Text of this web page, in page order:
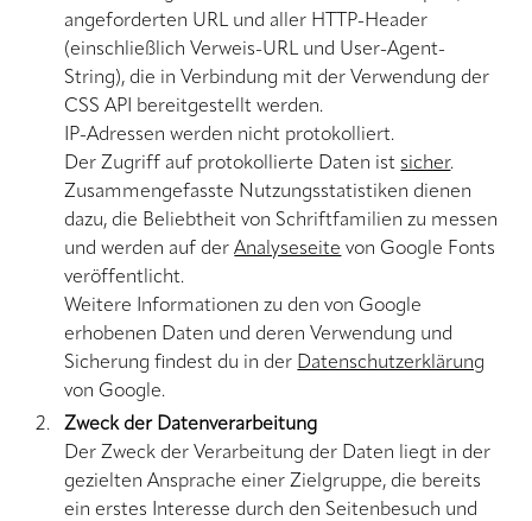
angeforderten URL und aller HTTP-Header
(einschließlich Verweis-URL und User-Agent-
String), die in Verbindung mit der Verwendung der
CSS API bereitgestellt werden.
IP-Adressen werden nicht protokolliert.
Der Zugriff auf protokollierte Daten istsicher.
Zusammengefasste Nutzungsstatistiken dienen
dazu, die Beliebtheit von Schriftfamilien zu messen
und werden auf derAnalyseseite von Google Fonts
veröffentlicht.
Weitere Informationen zu den von Google
erhobenen Daten und deren Verwendung und
Sicherung findest du in der Datenschutzerklärung
von Google.
Zweck der Datenverarbeitung
Der Zweck der Verarbeitung der Daten liegt in der
gezielten Ansprache einer Zielgruppe, die bereits
ein erstes Interesse durch den Seitenbesuch und